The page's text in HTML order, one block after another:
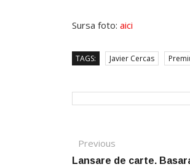
Sursa foto: aici
TAGS: Javier Cercas
Post
Previous
Lansare de carte.